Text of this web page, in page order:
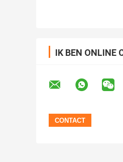
IK BEN ONLINE